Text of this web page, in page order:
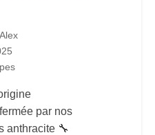
par nos
anthracite 🔧